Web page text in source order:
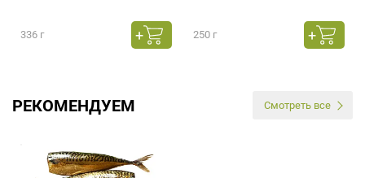
336 г 250 г
РЕКОМЕНДУЕМ Смотреть все